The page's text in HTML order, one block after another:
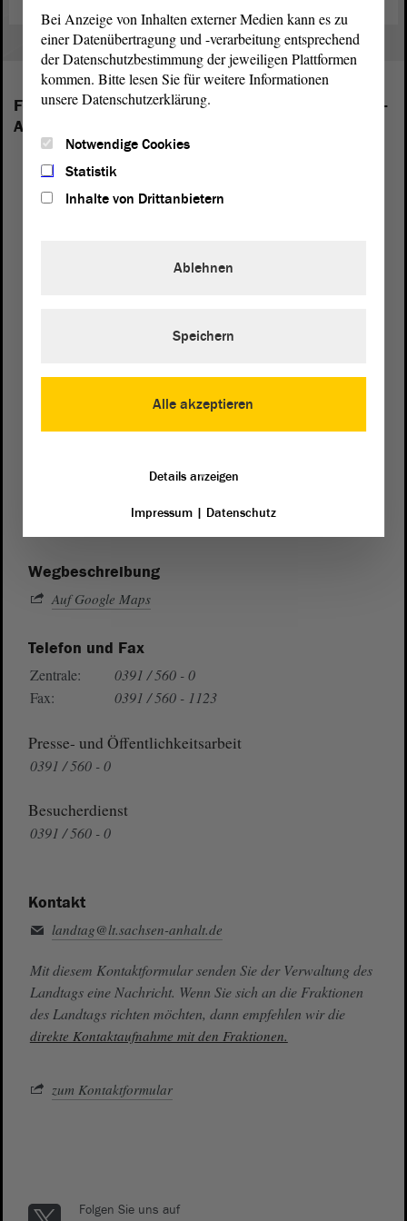
Folgende Fraktionen sind im Landtag von Sachsen-
Anhalt vertreten:
von Sachsen-Anhalt
39104 Magdeburg
Wegbeschreibung
Auf Google Maps
Telefon und Fax
Zentrale:
0391 / 560 - 0
Fax:
0391 / 560 - 1123
Presse- und Öffentlichkeitsarbeit
0391 / 560 - 0
Besucherdienst
0391 / 560 - 0
Kontakt
landtag@lt.sachsen-anhalt.de
Mit diesem Kontaktformular senden Sie der Verwaltung des
Landtags eine Nachricht. Wenn Sie sich an die Fraktionen
des Landtags richten möchten, dann empfehlen wir die
direkte Kontaktaufnahme mit den Fraktionen.
zum Kontaktformular
Folgen Sie uns auf
Bei Anzeige von Inhalten externer Medien kann es zu
einer Datenübertragung und -verarbeitung entsprechend
der Datenschutzbestimmung der jeweiligen Plattformen
kommen. Bitte lesen Sie für weitere Informationen
unsere Datenschutzerklärung.
Notwendige Cookies
Statistik
Inhalte von Drittanbietern
Alle akzeptieren
Ablehnen
Speichern
Details anzeigen
Impressum| Datenschutz